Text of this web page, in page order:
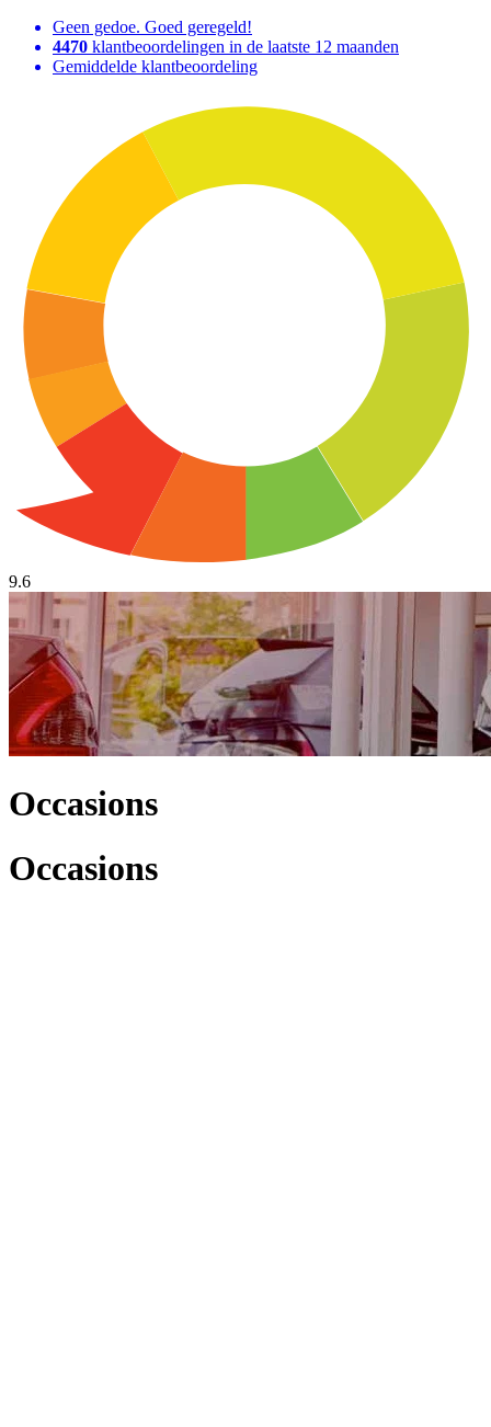
Geen gedoe. Goed geregeld!
4470 klantbeoordelingen in de laatste 12 maanden
Gemiddelde klantbeoordeling
9.6
Occasions
Occasions